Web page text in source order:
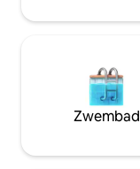
stad.
Zwembad